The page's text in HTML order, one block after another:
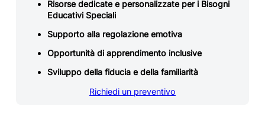
Risorse dedicate e personalizzate per i Bisogni
Educativi Speciali
Supporto alla regolazione emotiva
Opportunità di apprendimento inclusive
Sviluppo della fiducia e della familiarità
Richiedi un preventivo